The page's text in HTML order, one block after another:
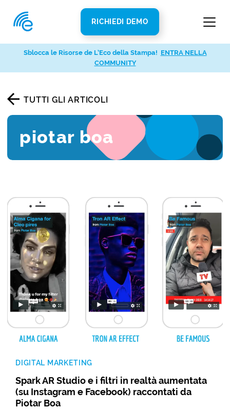
RICHIEDI DEMO
TUTTI GLI ARTICOLI
piotar boa
DIGITAL MARKETING
Spark AR Studio e i filtri in realtà aumentata
(su Instagram e Facebook) raccontati da
Piotar Boa
Sblocca le Risorse de L’Eco della Stampa! ENTRA NELLA
COMMUNITY